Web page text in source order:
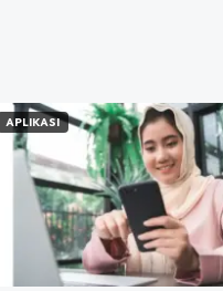
APLIKASI